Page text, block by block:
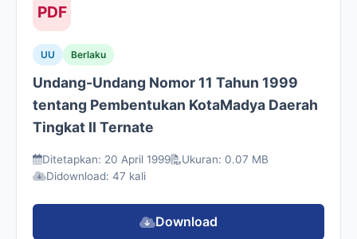
PDF
UU Berlaku
Undang-Undang Nomor 11 Tahun 1999
tentang Pembentukan KotaMadya Daerah
Tingkat II Ternate
Ditetapkan: 20 April 1999
Ukuran: 0.07 MB
Didownload: 47 kali
Download